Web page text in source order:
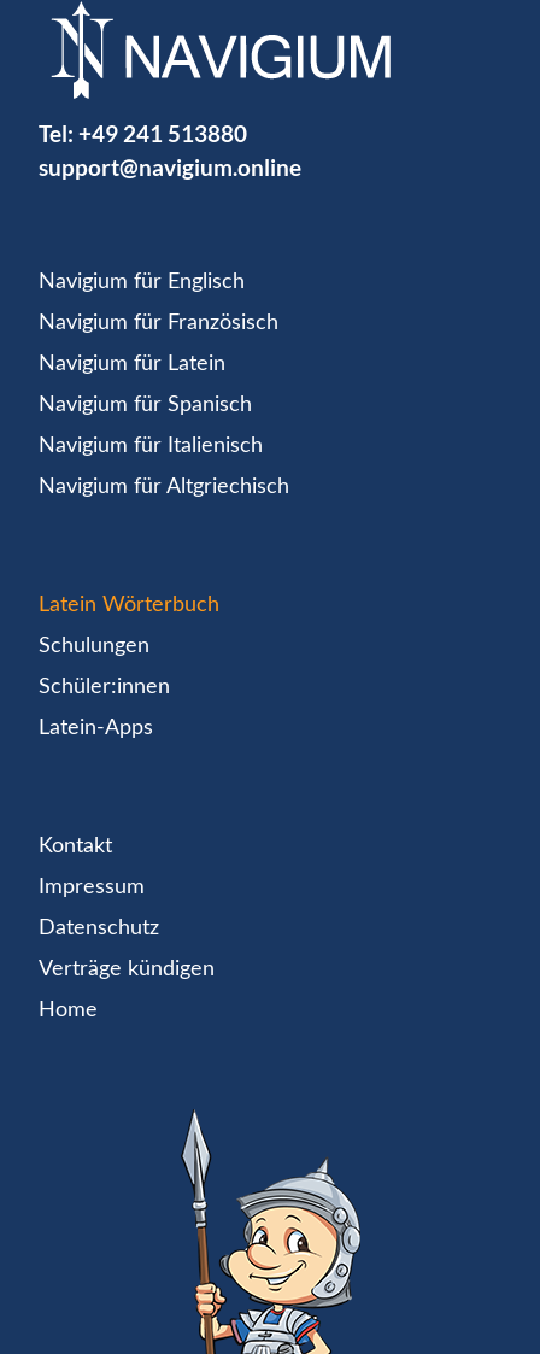
Tel: +49 241 513880
support@navigium.online
Navigium für Englisch
Navigium für Französisch
Navigium für Latein
Navigium für Spanisch
Navigium für Italienisch
Navigium für Altgriechisch
Latein Wörterbuch
Schulungen
Schüler:innen
Latein-Apps
Kontakt
Impressum
Datenschutz
Verträge kündigen
Home